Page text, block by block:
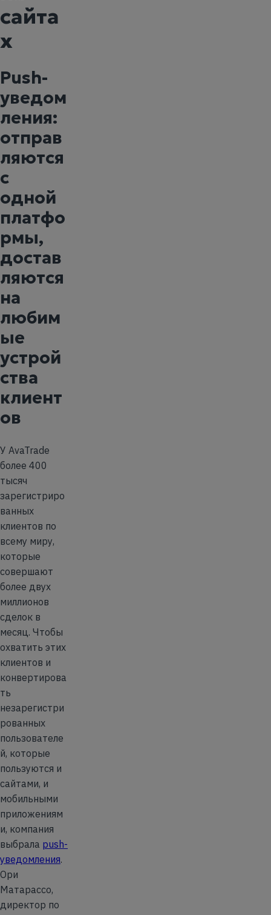
сайта
х
Push-
уведом
ления:
отправ
ляются
с
одной
платфо
рмы,
достав
ляются
на
любим
ые
устрой
ства
клиент
ов
У AvaTrade
более 400
тысяч
зарегистриро
ванных
клиентов по
всему миру,
которые
совершают
более двух
миллионов
сделок в
месяц. Чтобы
охватить этих
клиентов и
конвертирова
ть
незарегистри
рованных
пользователе
й, которые
пользуются и
сайтами, и
мобильными
приложениям
и, компания
выбрала push-
уведомления.
Ори
Матарассо,
директор по